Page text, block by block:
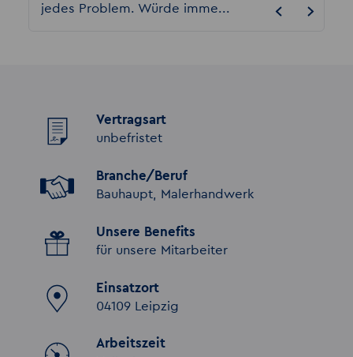
jedes Problem. Würde imme...
Vertragsart
unbefristet
Branche/Beruf
Bauhaupt, Malerhandwerk
Unsere Benefits
für unsere Mitarbeiter
Einsatzort
04109 Leipzig
Arbeitszeit